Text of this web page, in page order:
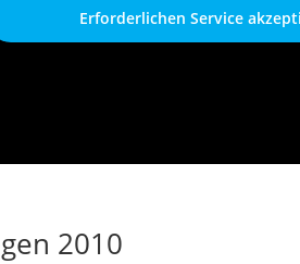
Erforderlichen Service
2010